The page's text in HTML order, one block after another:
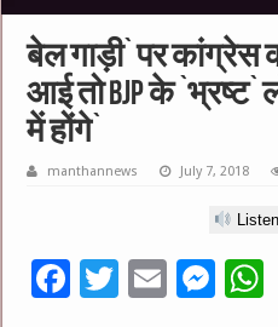
बेल गाड़ी` पर कांग्रेस
आई तो BJP के `भ्रष्ट`
में होंगे`
manthannews July 7, 2018
F
T
E
M